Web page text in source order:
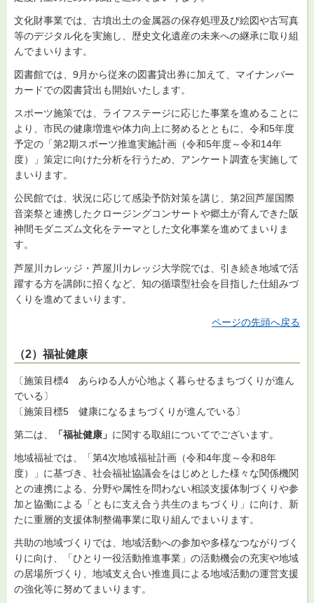
文化財事業では、古墳出土の金属器の保存処理及び絵図や古写真
等のデジタル化を実施し、歴史文化遺産の未来への継承に取り組
んでまいります。
図書館では、9月から従来の図書貸出券に加えて、マイナンバー
カードでの図書貸出も開始いたします。
スポーツ施策では、ライフステージに応じた事業を進めることに
より、市民の健康増進や体力向上に努めるとともに、令和5年度
予定の「第2期スポーツ推進実施計画（令和5年度～令和14年
度）」策定に向けた分析を行うため、アンケート調査を実施して
まいります。
公民館では、状況に応じて感染予防対策を講じ、第2回芦屋国際
音楽祭と連携したクロージングコンサートや郷土が育んできた阪
神間モダニズム文化をテーマとした文化事業を進めてまいりま
す。
芦屋川カレッジ・芦屋川カレッジ大学院では、引き続き地域で活
躍する方を講師に招くなど、知の循環型社会を目指した仕組みづ
くりを進めてまいります。
ページの先頭へ戻る
（2）福祉健康
〔施策目標4 あらゆる人が心地よく暮らせるまちづくりが進ん
でいる〕
〔施策目標5 健康になるまちづくりが進んでいる〕
第二は、 「福祉健康」 に関する取組についてでございます。
地域福祉では、「第4次地域福祉計画（令和4年度～令和8年
度）」に基づき、社会福祉協議会をはじめとした様々な関係機関
との連携による、分野や属性を問わない相談支援体制づくりや参
加と協働による「ともに支え合う共生のまちづくり」に向け、新
たに重層的支援体制整備事業に取り組んでまいります。
共助の地域づくりでは、地域活動への参加や多様なつながりづく
りに向け、「ひとり一役活動推進事業」の活動機会の充実や地域
の居場所づくり、地域支え合い推進員による地域活動の運営支援
の強化等に努めてまいります。